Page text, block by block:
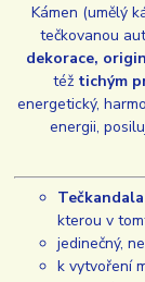
Kámen (umělý
tečkovanou
dekorace,
též tichým
energetický,
energii,
Tečkandala
kterou v
jedinečný,
k vytvoření